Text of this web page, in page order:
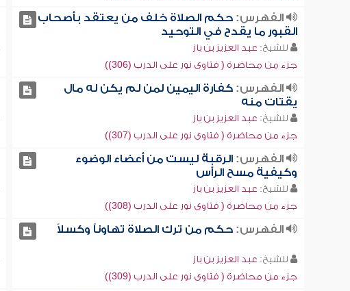
الفهرس:حكم الصلاة خلف من يعتقد بأصحاب
القبور ما يقدح في التوحيد
للشيخ: عبد العزيز بن باز
جزء من محاضرة ( فتاوى نور على الدرب (306))
الفهرس:كفارة اليمين لمن لم يكن له مال
يقتات منه
للشيخ: عبد العزيز بن باز
جزء من محاضرة ( فتاوى نور على الدرب (307))
الفهرس:الرقبة ليست من أعضاء الوضوء
وكيفية مسح الرأس
للشيخ: عبد العزيز بن باز
جزء من محاضرة ( فتاوى نور على الدرب (308))
الفهرس:حكم من ترك الصلاة تهاوناً وكسلاً
للشيخ: عبد العزيز بن باز
جزء من محاضرة ( فتاوى نور على الدرب (309))